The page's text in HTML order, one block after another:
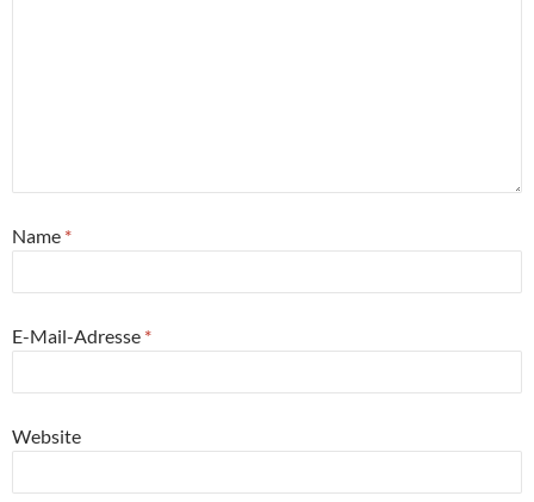
Name *
E-Mail-Adresse *
Website